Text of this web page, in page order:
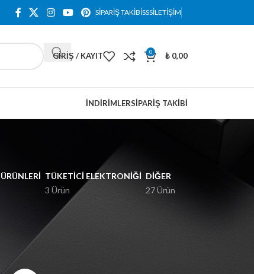
SIPARIŞ TAKIBISSSİLETIŞIM
GIRIŞ / KAYIT 0 ₺ 0,00
İNDIRIMLERSIPARIŞ TAKIBI
TÜKETICI ELEKTRONIĞI
3 Ürün
DIĞER
27 Ürün